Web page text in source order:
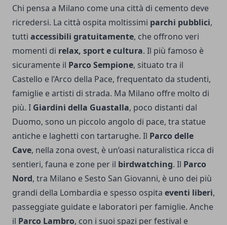
Chi pensa a Milano come una città di cemento deve
ricredersi. La città ospita moltissimi parchi pubblici,
tutti accessibili gratuitamente, che offrono veri
momenti di relax, sport e cultura. Il più famoso è
sicuramente il Parco Sempione, situato tra il
Castello e l’Arco della Pace, frequentato da studenti,
famiglie e artisti di strada. Ma Milano offre molto di
più. I Giardini della Guastalla, poco distanti dal
Duomo, sono un piccolo angolo di pace, tra statue
antiche e laghetti con tartarughe. Il Parco delle
Cave, nella zona ovest, è un’oasi naturalistica ricca di
sentieri, fauna e zone per il birdwatching. Il Parco
Nord, tra Milano e Sesto San Giovanni, è uno dei più
grandi della Lombardia e spesso ospita eventi liberi,
passeggiate guidate e laboratori per famiglie. Anche
il Parco Lambro, con i suoi spazi per festival e